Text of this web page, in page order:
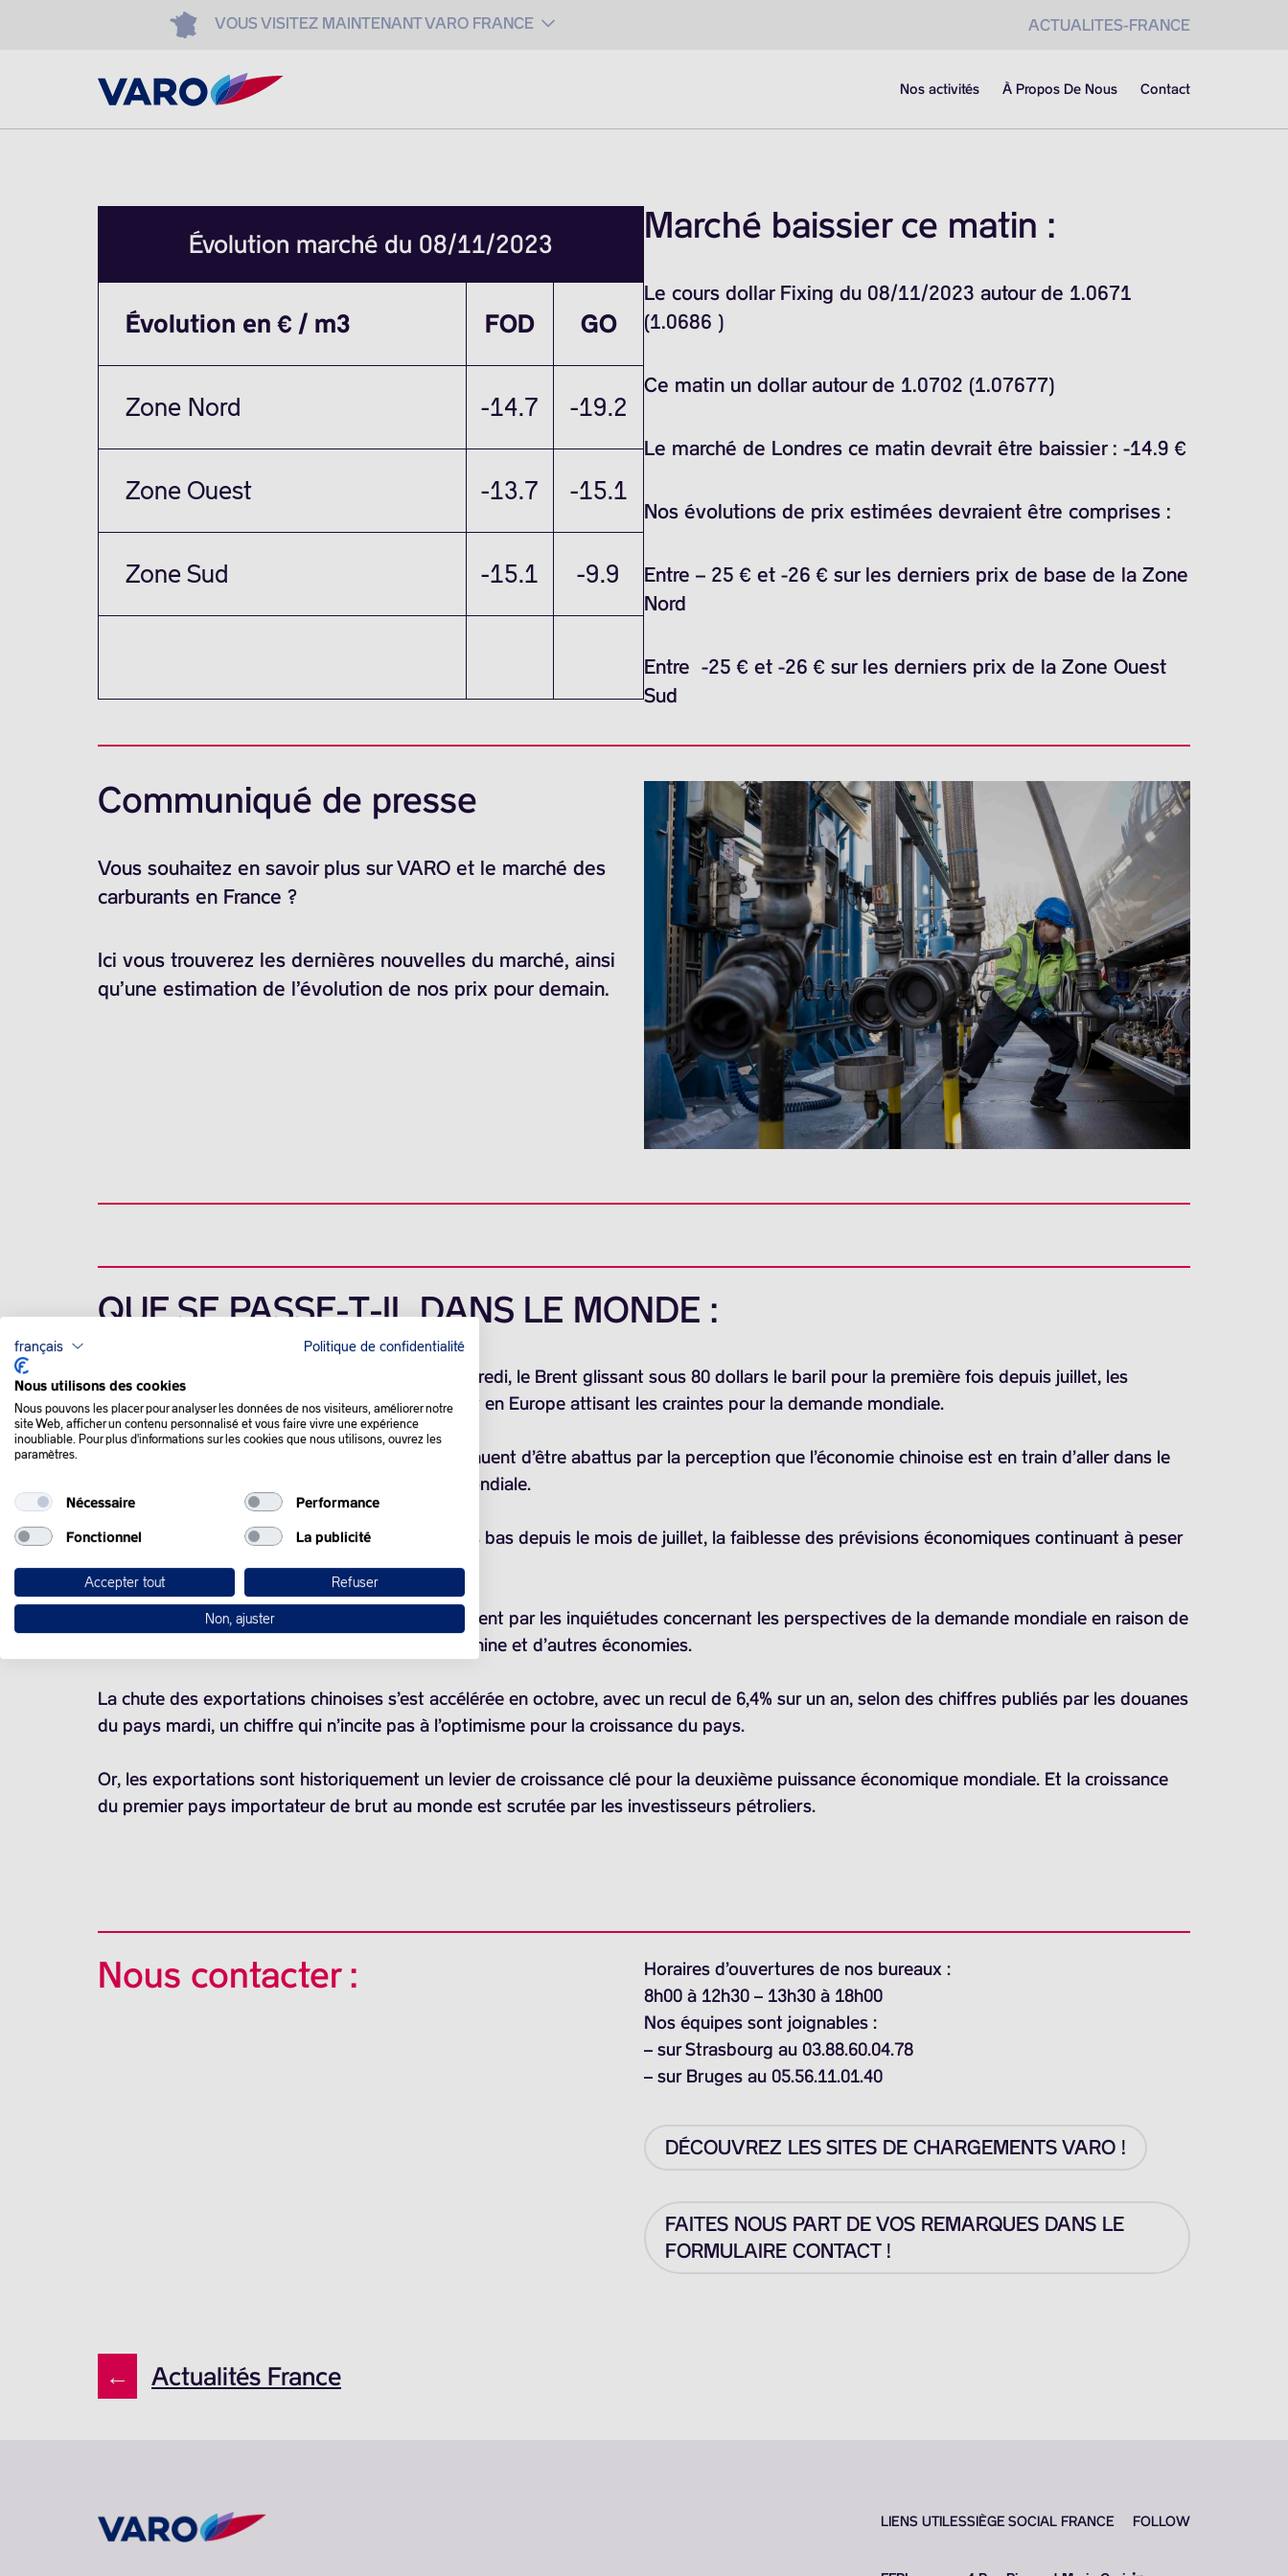
VOUS VISITEZ MAINTENANT VARO FRANCE ACTUALITES-FRANCE
Nos activités À Propos De Nous Contact
Évolution marché du 08/11/2023
Évolution en € / m3 FOD GO
Zone Nord -14.7 -19.2
Zone Ouest -13.7 -15.1
Zone Sud -15.1 -9.9
Marché baissier ce matin :
Le cours dollar Fixing du 08/11/2023 autour de 1.0671
(1.0686 )
Ce matin un dollar autour de 1.0702 (1.07677)
Le marché de Londres ce matin devrait être baissier : -14.9 €
Nos évolutions de prix estimées devraient être comprises :
Entre – 25 € et -26 € sur les derniers prix de base de la Zone
Nord
Entre -25 € et -26 € sur les derniers prix de la Zone Ouest
Sud
Communiqué de presse
Vous souhaitez en savoir plus sur VARO et le marché des
carburants en France ?
Ici vous trouverez les dernières nouvelles du marché, ainsi
qu’une estimation de l’évolution de nos prix pour demain.
QUE SE PASSE-T-IL DANS LE MONDE :
Les prix du pétrole ont creusé leurs pertes mercredi, le Brent glissant sous 80 dollars le baril pour la première fois depuis juillet, les
perspectives économiques moroses en Chine et en Europe attisant les craintes pour la demande mondiale.
Les cours du brut et des produits raffinés continuent d’être abattus par la perception que l’économie chinoise est en train d’aller dans le
mur, ce qui soulève le risque d’une récession mondiale.
Les prix du pétrole ont atteint leur niveau le plus bas depuis le mois de juillet, la faiblesse des prévisions économiques continuant à peser
sur la demande mondiale.
La forte baisse des cours s’explique principalement par les inquiétudes concernant les perspectives de la demande mondiale en raison de
la faiblesse des données en provenance de la Chine et d’autres économies.
La chute des exportations chinoises s’est accélérée en octobre, avec un recul de 6,4% sur un an, selon des chiffres publiés par les douanes
du pays mardi, un chiffre qui n’incite pas à l’optimisme pour la croissance du pays.
Or, les exportations sont historiquement un levier de croissance clé pour la deuxième puissance économique mondiale. Et la croissance
du premier pays importateur de brut au monde est scrutée par les investisseurs pétroliers.
Nous contacter :
Horaires d’ouvertures de nos bureaux :
8h00 à 12h30 – 13h30 à 18h00
Nos équipes sont joignables :
– sur Strasbourg au 03.88.60.04.78
– sur Bruges au 05.56.11.01.40
DÉCOUVREZ LES SITES DE CHARGEMENTS VARO !
FAITES NOUS PART DE VOS REMARQUES DANS LE
FORMULAIRE CONTACT !
← Actualités France
LIENS UTILESSIÈGE SOCIAL FRANCE FOLLOW
français Politique de confidentialité
Nous utilisons des cookies
Nous pouvons les placer pour analyser les données de nos visiteurs, améliorer notre
site Web, afficher un contenu personnalisé et vous faire vivre une expérience
inoubliable. Pour plus d'informations sur les cookies que nous utilisons, ouvrez les
paramètres.
Nécessaire Performance
Fonctionnel La publicité
Accepter tout Refuser
Non, ajuster